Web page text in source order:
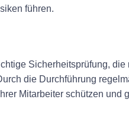
führen.
Sicherheitsprüfung,
die Durchführung
Mitarbeiter schützen und